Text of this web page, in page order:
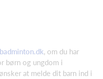
, om du har
børn og ungdom i
at melde dit barn ind i